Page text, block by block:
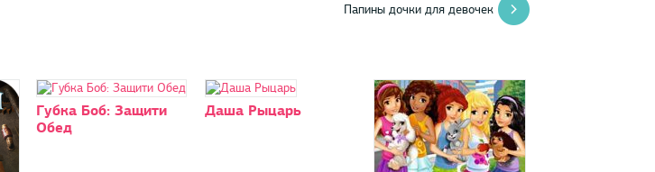
Папины дочки для девочек
Губка Боб: Защити
Обед
Даша Рыцарь